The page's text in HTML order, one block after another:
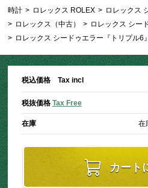
時計 > ロレックス ROLEX > ロレックス
> ロレックス（中古） > ロレックス シー
> ロレックス シードゥエラー『トリプル6
税込価格 Tax incl
税抜価格 Tax Free
在庫 在
カート